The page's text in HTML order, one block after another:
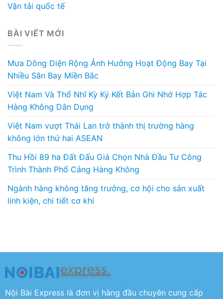
Vận tải quốc tế
BÀI VIẾT MỚI
Mưa Dông Diện Rộng Ảnh Hưởng Hoạt Động Bay Tại
Nhiều Sân Bay Miền Bắc
Việt Nam Và Thổ Nhĩ Kỳ Ký Kết Bản Ghi Nhớ Hợp Tác
Hàng Không Dân Dụng
Việt Nam vượt Thái Lan trở thành thị trường hàng
không lớn thứ hai ASEAN
Thu Hồi 89 ha Đất Đấu Giá Chọn Nhà Đầu Tư Công
Trình Thành Phố Cảng Hàng Không
Ngành hàng không tăng trưởng, cơ hội cho sản xuất
linh kiện, chi tiết cơ khí
Nội Bài Express là đơn vị hàng đầu chuyên cung cấp